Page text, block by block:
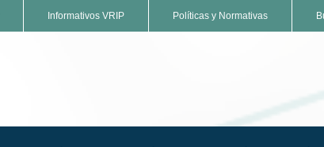
Informativos VRIP Políticas y Normativas